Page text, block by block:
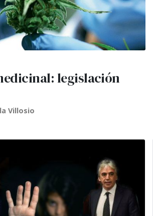
legislación
Villosio